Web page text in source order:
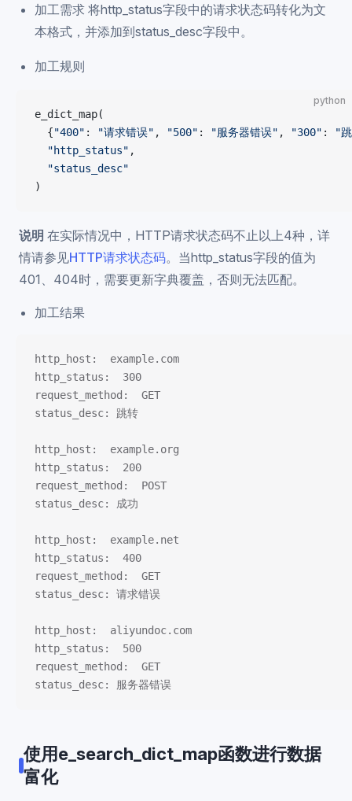
加工需求 将http_status字段中的请求状态码转化为文
本格式，并添加到status_desc字段中。
加工规则
python
e_dict_map(
  {
"400" : "请求错误" , "500" : "服务器错误" , "300" :
"
  "http_status"
,
  "status_desc"
)
说明 在实际情况中，HTTP请求状态码不止以上4种，详
情请参见HTTP请求状态码。当http_status字段的值为
401、404时，需要更新字典覆盖，否则无法匹配。
加工结果
http_host:  example.com
http_status:  300
request_method:  GET
status_desc: 跳转
http_host:  example.org
http_status:  200
request_method:  POST
status_desc: 成功
http_host:  example.net
http_status:  400
request_method:  GET
status_desc: 请求错误
http_host:  aliyundoc.com
http_status:  500
request_method:  GET
status_desc: 服务器错误
使用e_search_dict_map函数进行数据
富化